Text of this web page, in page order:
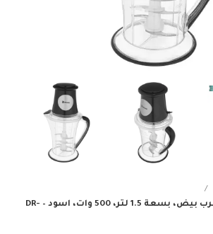
كبة دريم 3 فى1 بمضرب بيض، بسعة 1.5 لتر، 500 وات، اسود – DR-